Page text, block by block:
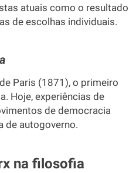
atuais como o resultado
de escolhas individuais.
Paris (1871), o primeiro
Hoje, experiências de
de democracia
de autogoverno.
na filosofia